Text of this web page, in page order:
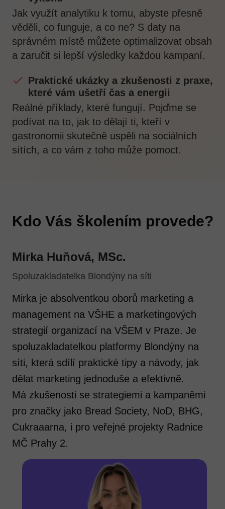
Jak využít analytiku k tomu, abyste přesně
věděli, co funguje, a co ne? S daty na
správném místě můžete optimalizovat obsah
a zaručit si lepší výsledky každou kampaní.
Praktické ukázky a zkušenosti z praxe,
které vám ušetří čas a energii
Reálné příklady, které fungují. Pojďme se
podívat na to, jak to dělají ti, kteří v
gastronomii skutečně uspěli na sociálních
sítích, a co vám z toho může pomoct.
Kdo Vás školením provede?
Mirka Huňová, MSc.
Spoluzakladatelka Blondýny na síti
Mirka je absolventkou oborů marketing a
management na VŠHE a marketingových
strategií organizací na VŠEM v Praze. Je
spoluzakladatelkou platformy Blondýny na
síti, která sdílí praktické tipy a návody, jak
dělat marketing jednoduše a efektivně.
Má zkušenosti se strategiemi a kampaněmi
pro značky jako Bread Society, NoD, BHG,
Cukraaarna, i pro veřejné projekty Radnice
MČ Prahy 2.